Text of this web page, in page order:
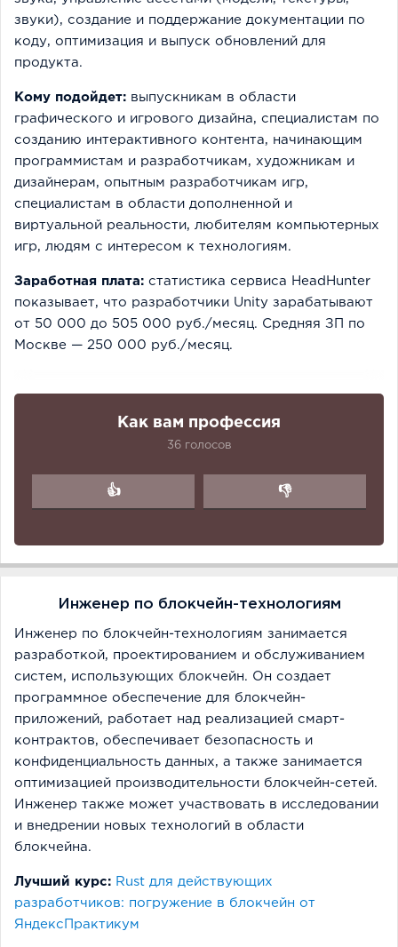
звуки), создание и поддержание документации по
коду, оптимизация и выпуск обновлений для
продукта.
Кому подойдет: выпускникам в области
графического и игрового дизайна, специалистам по
созданию интерактивного контента, начинающим
программистам и разработчикам, художникам и
дизайнерам, опытным разработчикам игр,
специалистам в области дополненной и
виртуальной реальности, любителям компьютерных
игр, людям с интересом к технологиям.
Заработная плата: статистика сервиса HeadHunter
показывает, что разработчики Unity зарабатывают
от 50 000 до 505 000 руб./месяц. Средняя ЗП по
Москве — 250 000 руб./месяц.
Как вам профессия
36 голосов
👍 👎
Инженер по блокчейн-технологиям
Инженер по блокчейн-технологиям занимается
разработкой, проектированием и обслуживанием
систем, использующих блокчейн. Он создает
программное обеспечение для блокчейн-
приложений, работает над реализацией смарт-
контрактов, обеспечивает безопасность и
конфиденциальность данных, а также занимается
оптимизацией производительности блокчейн-сетей.
Инженер также может участвовать в исследовании
и внедрении новых технологий в области
блокчейна.
Лучший курс: Rust для действующих
разработчиков: погружение в блокчейн от
ЯндексПрактикум